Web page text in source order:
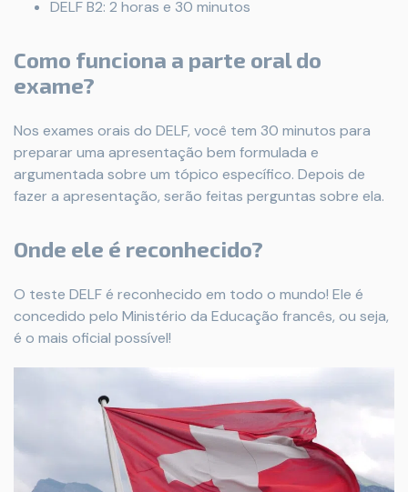
DELF B2: 2 horas e 30 minutos
Como funciona a parte oral do
exame?
Nos exames orais do DELF, você tem 30 minutos para
preparar uma apresentação bem formulada e
argumentada sobre um tópico específico. Depois de
fazer a apresentação, serão feitas perguntas sobre ela.
Onde ele é reconhecido?
O teste DELF é reconhecido em todo o mundo! Ele é
concedido pelo Ministério da Educação francês, ou seja,
é o mais oficial possível!